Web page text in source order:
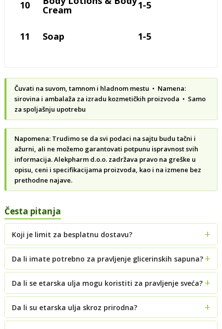
10 Cream 1-5
11 Soap 1-5
Čuvati na suvom, tamnom i hladnom mestu • Namena:
sirovina i ambalaža za izradu kozmetičkih proizvoda • Samo
za spoljašnju upotrebu
Napomena: Trudimo se da svi podaci na sajtu budu tačni i
ažurni, ali ne možemo garantovati potpunu ispravnost svih
informacija. Alekpharm d.o.o. zadržava pravo na greške u
opisu, ceni i specifikacijama proizvoda, kao i na izmene bez
prethodne najave.
Česta pitanja
Koji je limit za besplatnu dostavu?
Da li imate potrebno za pravljenje glicerinskih sapuna?
Da li se etarska ulja mogu koristiti za pravljenje sveća?
Da li su etarska ulja skroz prirodna?